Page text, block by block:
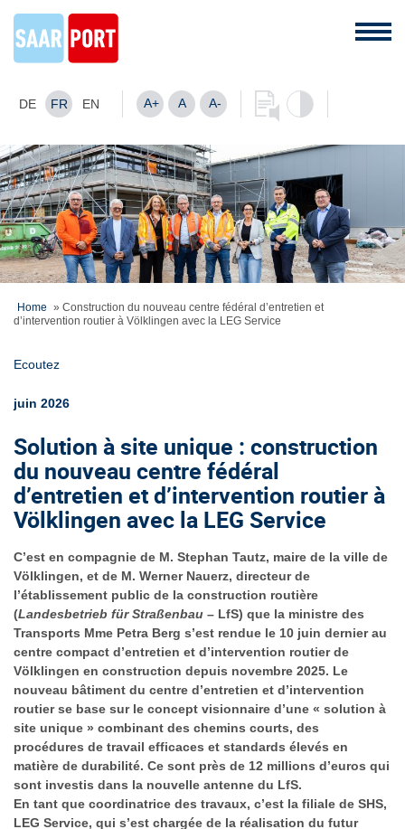
DE FR EN A+ A A-
Home » Construction du nouveau centre fédéral d’entretien et
d’intervention routier à Völklingen avec la LEG Service
Ecoutez
juin 2026
Solution à site unique : construction
du nouveau centre fédéral
d’entretien et d’intervention routier à
Völklingen avec la LEG Service
C’est en compagnie de M. Stephan Tautz, maire de la ville de
Völklingen, et de M. Werner Nauerz, directeur de
l’établissement public de la construction routière
(Landesbetrieb für Straßenbau – LfS) que la ministre des
Transports Mme Petra Berg s’est rendue le 10 juin dernier au
centre compact d’entretien et d’intervention routier de
Völklingen en construction depuis novembre 2025. Le
nouveau bâtiment du centre d’entretien et d’intervention
routier se base sur le concept visionnaire d’une « solution à
site unique » combinant des chemins courts, des
procédures de travail efficaces et standards élevés en
matière de durabilité. Ce sont près de 12 millions d’euros qui
sont investis dans la nouvelle antenne du LfS.
En tant que coordinatrice des travaux, c’est la filiale de SHS,
LEG Service, qui s’est chargée de la réalisation du futur